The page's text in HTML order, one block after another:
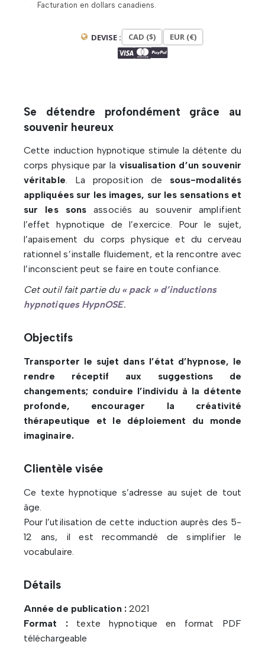
Facturation en dollars canadiens.
DEVISE : CAD ($) EUR (€)
Se détendre profondément grâce au
souvenir heureux
Cette induction hypnotique stimule la détente du
corps physique par la visualisation d’un souvenir
véritable. La proposition de sous-modalités
appliquées sur les images, sur les sensations et
sur les sons associés au souvenir amplifient
l’effet hypnotique de l’exercice. Pour le sujet,
l’apaisement du corps physique et du cerveau
rationnel s’installe fluidement, et la rencontre avec
l’inconscient peut se faire en toute confiance.
Cet outil fait partie du « pack » d’inductions
hypnotiques HypnOSE.
Objectifs
Transporter le sujet dans l’état d’hypnose, le
rendre réceptif aux suggestions de
changements; conduire l’individu à la détente
profonde, encourager la créativité
thérapeutique et le déploiement du monde
imaginaire.
Clientèle visée
Ce texte hypnotique s’adresse au sujet de tout
âge.
Pour l’utilisation de cette induction auprès des 5-
12 ans, il est recommandé de simplifier le
vocabulaire.
Détails
Année de publication :2021
Format :texte hypnotique en format PDF
téléchargeable